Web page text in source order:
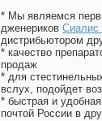
* Мы являемся
дженериков Сиалис
дистрибьютором
* качество
продаж
* для
вслух, подойдет
* быстрая и
почтой России в